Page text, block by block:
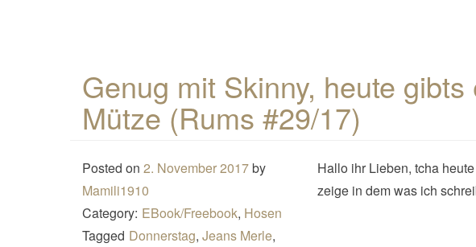
Genug mit Skinny, heute
Mütze (Rums #29/17)
Posted on 2. November 2017by
Mamili1910
Category: EBook/Freebook, Hosen
Tagged Donnerstag, Jeans Merle,
Hallo ihr Lieben, tcha
zeige in dem was ich